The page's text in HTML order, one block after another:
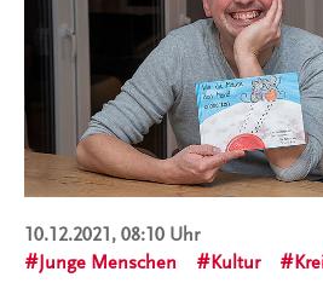
10.12.2021, 08:10 Uhr
Junge Menschen
Kultur